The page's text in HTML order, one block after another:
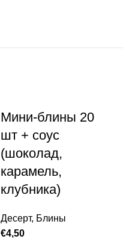
Мини-блины 20
шт + соус
(шоколад,
карамель,
клубника)
Десерт, Блины
€4,50